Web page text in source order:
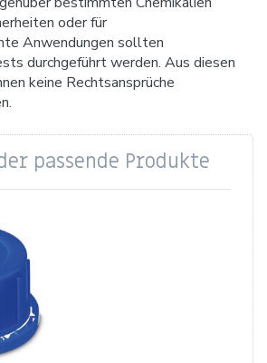
oder für
Anwendungen sollten
durchgeführt werden. Aus diesen
keine Rechtsansprüche
passende Produkte